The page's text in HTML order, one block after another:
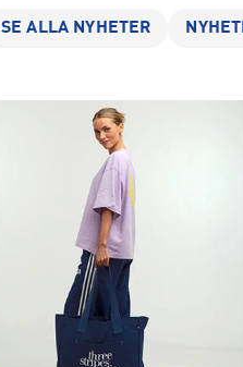
SE ALLA NYHETER